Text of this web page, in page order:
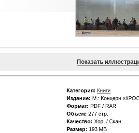
Показать
Категория: Книги
Издание: М.: Концерн
Формат: PDF / RAR
Объем: 277 стр.
Качество: Хор. / Скан.
Размер: 193 МВ